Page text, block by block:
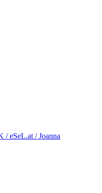
eSeL.at / Joanna